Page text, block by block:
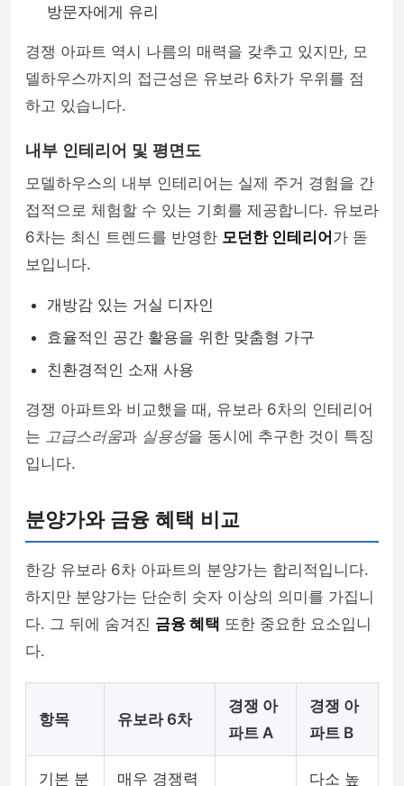
방문자에게 유리
경쟁 아파트 역시 나름의 매력을 갖추고 있지만, 모
델하우스까지의 접근성은 유보라 6차가 우위를 점
하고 있습니다.
내부 인테리어 및 평면도
모델하우스의 내부 인테리어는 실제 주거 경험을 간
접적으로 체험할 수 있는 기회를 제공합니다. 유보라
6차는 최신 트렌드를 반영한 모던한 인테리어 가 돋
보입니다.
개방감 있는 거실 디자인
효율적인 공간 활용을 위한 맞춤형 가구
친환경적인 소재 사용
경쟁 아파트와 비교했을 때, 유보라 6차의 인테리어
는 고급스러움과 실용성을 동시에 추구한 것이 특징
입니다.
분양가와 금융 혜택 비교
한강 유보라 6차 아파트의 분양가는 합리적입니다.
하지만 분양가는 단순히 숫자 이상의 의미를 가집니
다. 그 뒤에 숨겨진 금융 혜택 또한 중요한 요소입니
다.
항목 유보라 6차
경쟁 아
파트 A
경쟁 아
파트 B
기본 분 매우 경쟁력 다소 높